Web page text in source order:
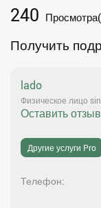
240
Получить
lado
Физическое лицо
Оставить отзыв
Другие услуги Pro
Телефон